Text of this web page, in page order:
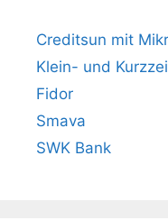
Creditsun mit
Klein- und
Fidor
Smava
SWK Bank